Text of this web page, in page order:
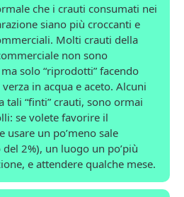
che i crauti consumati nei
siano più croccanti e
Molti crauti della
non sono
solo “riprodotti” facendo
in acqua e aceto. Alcuni
tali “finti” crauti, sono ormai
se volete favorire il
un po’meno sale
2%), un luogo un po’più
e attendere qualche mese.